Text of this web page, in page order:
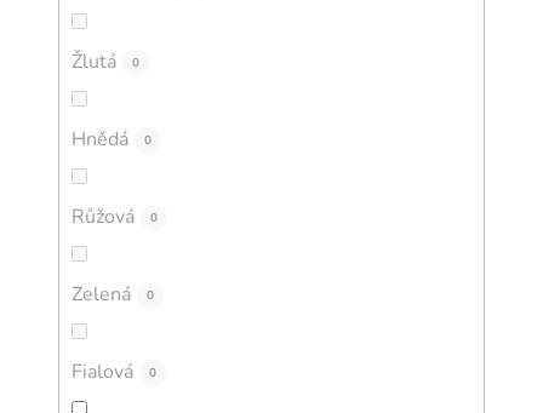
Žlutá 0
Hnědá 0
Růžová 0
Zelená 0
Fialová 0